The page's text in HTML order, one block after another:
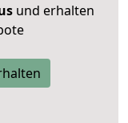
und erhalten